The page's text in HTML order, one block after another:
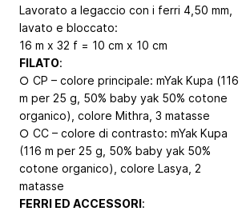
Lavorato a legaccio con i ferri 4,50 mm,
lavato e bloccato:
16 m x 32 f = 10 cm x 10 cm
FILATO:
○ CP – colore principale: mYak Kupa (116
m per 25 g, 50% baby yak 50% cotone
organico), colore Mithra, 3 matasse
○ CC – colore di contrasto: mYak Kupa
(116 m per 25 g, 50% baby yak 50%
cotone organico), colore Lasya, 2
matasse
FERRI ED ACCESSORI: